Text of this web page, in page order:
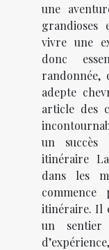
une
grandioses
vivre une
donc
randonnée,
adepte
article des
un succès
itinéraire
dans les
itinéraire. Il
un